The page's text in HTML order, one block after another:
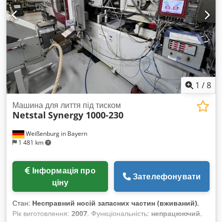
Euromap 67 Габарити: Вага: 3100 кг Довжина/Ширина/
Висота: 3,79x1,24x1,88 м Живлення: Насос/Двигун: 15 кВт
Нагрівачі: 10,4 кВт Загальна потужність: 25,4 кВт
1 /8
Weißenburg in Bayern
1 481 km
Машина для лиття під тиском
Netstal Synergy 1000-230
ціну
Зателефонувати
Стан: Несправний носій запасних частин (вживаний),
Рік виготовлення: 2007, Функціональність: непрацюючий,